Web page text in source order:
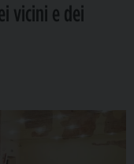
vicini e dei